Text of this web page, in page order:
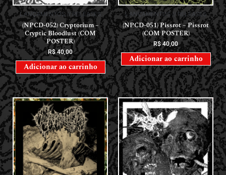
LANÇAMENTOS // RELEASES
(NPCD-052) Cryptorium –
Cryptic Bloodlust (COM
POSTER)
R$40,00
Adicionar ao carrinho
LANÇAMENTOS // RELEASES
(NPCD-051) Pissrot – Pissrot
(COM POSTER)
R$40,00
Adicionar ao carrinho